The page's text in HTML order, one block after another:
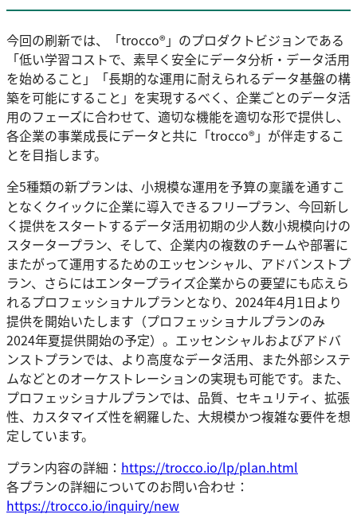
今回の刷新では、「trocco®」のプロダクトビジョンである
「低い学習コストで、素早く安全にデータ分析・データ活用
を始めること」「長期的な運用に耐えられるデータ基盤の構
築を可能にすること」を実現するべく、企業ごとのデータ活
用のフェーズに合わせて、適切な機能を適切な形で提供し、
各企業の事業成長にデータと共に「trocco®」が伴走するこ
とを目指します。
全5種類の新プランは、小規模な運用を予算の稟議を通すこ
となくクイックに企業に導入できるフリープラン、今回新し
く提供をスタートするデータ活用初期の少人数小規模向けの
スタータープラン、そして、企業内の複数のチームや部署に
またがって運用するためのエッセンシャル、アドバンストプ
ラン、さらにはエンタープライズ企業からの要望にも応えら
れるプロフェッショナルプランとなり、2024年4月1日より
提供を開始いたします（プロフェッショナルプランのみ
2024年夏提供開始の予定）。エッセンシャルおよびアドバ
ンストプランでは、より高度なデータ活用、また外部システ
ムなどとのオーケストレーションの実現も可能です。また、
プロフェッショナルプランでは、品質、セキュリティ、拡張
性、カスタマイズ性を網羅した、大規模かつ複雑な要件を想
定しています。
プラン内容の詳細： https://trocco.io/lp/plan.html
各プランの詳細についてのお問い合わせ：
https://trocco.io/inquiry/new